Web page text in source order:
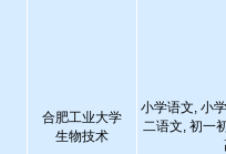
合肥工业大学
生物技术
小学语文, 小
二语文, 初一